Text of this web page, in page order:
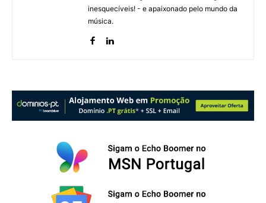
inesquecíveis! - e apaixonado pelo mundo da
música.